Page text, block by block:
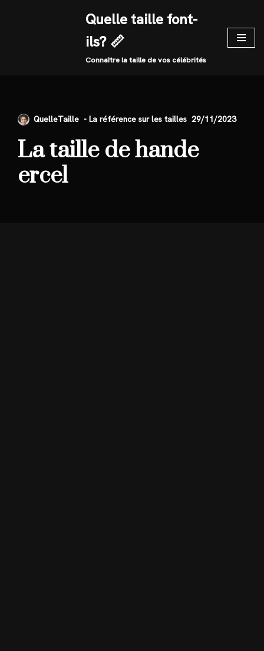
Quelle taille font-
ils? 📏
Connaître la taille de vos célébrités
QuelleTaille 29/11/2023
La taille de hande
ercel